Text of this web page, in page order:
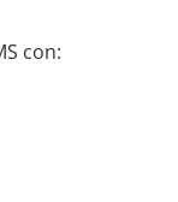
con: